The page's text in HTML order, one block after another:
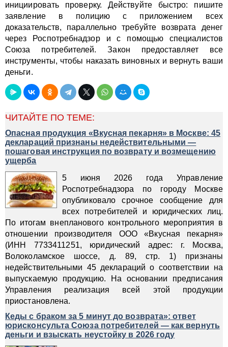
инициировать проверку. Действуйте быстро: пишите
заявление в полицию с приложением всех
доказательств, параллельно требуйте возврата денег
через Роспотребнадзор и с помощью специалистов
Союза потребителей. Закон предоставляет все
инструменты, чтобы наказать виновных и вернуть ваши
деньги.
ЧИТАЙТЕ ПО ТЕМЕ:
Опасная продукция «Вкусная пекарня» в Москве: 45
деклараций признаны недействительными —
пошаговая инструкция по возврату и возмещению
ущерба
5 июня 2026 года Управление
Роспотребнадзора по городу Москве
опубликовало срочное сообщение для
всех потребителей и юридических лиц.
По итогам внепланового контрольного мероприятия в
отношении производителя ООО «Вкусная пекарня»
(ИНН 7733411251, юридический адрес: г. Москва,
Волоколамское шоссе, д. 89, стр. 1) признаны
недействительными 45 деклараций о соответствии на
выпускаемую продукцию. На основании предписания
Управления реализация всей этой продукции
приостановлена.
Кеды с браком за 5 минут до возврата»: ответ
юрисконсульта Союза потребителей — как вернуть
деньги и взыскать неустойку в 2026 году